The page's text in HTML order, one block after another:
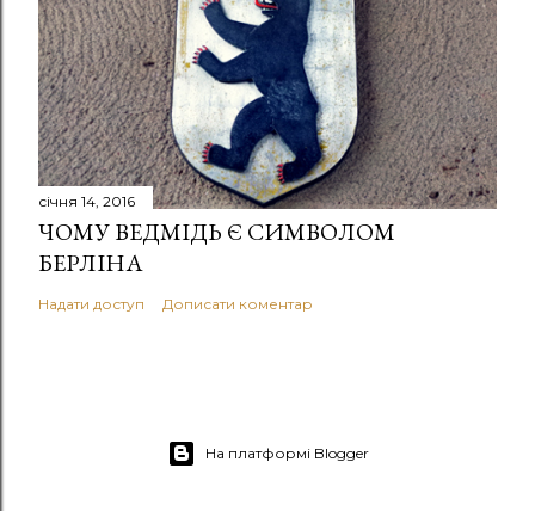
січня 14, 2016
ЧОМУ ВЕДМІДЬ Є СИМВОЛОМ
БЕРЛІНА
Надати доступ Дописати коментар
На платформі Blogger